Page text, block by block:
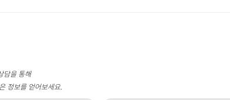
담을 통해
정보를 얻어보세요.